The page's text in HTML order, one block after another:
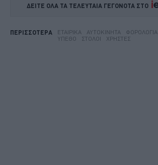
ΔΕΙΤΕ ΟΛΑ ΤΑ ΤΕΛΕΥΤΑΙΑ ΓΕΓΟΝΟΤΑ ΣΤΟ
ΠΕΡΙΣΣΟΤΕΡΑ ΕΤΑΙΡΙΚΆ ΑΥΤΟΚΊΝΗΤΑ ΦΟΡΟΛΟΓΊΑ
ΥΠΕΘΟ
ΣΤΌΛΟΙ ΧΡΉΣΤΕΣ